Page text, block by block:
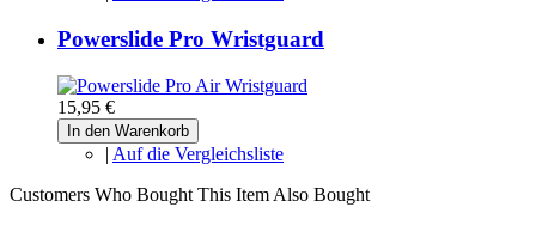
Powerslide Pro Wristguard
15,95 €
In den Warenkorb
| Auf die Vergleichsliste
Customers Who Bought This Item Also Bought